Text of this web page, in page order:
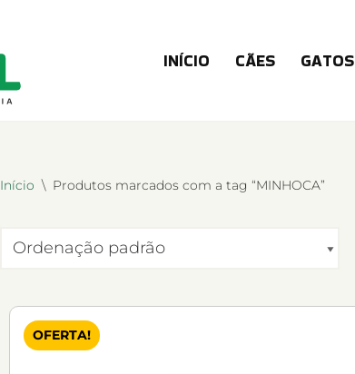
INÍCIO CÃES GATOS
Início \ Produtos marcados com a tag “MINHOCA”
OFERTA!